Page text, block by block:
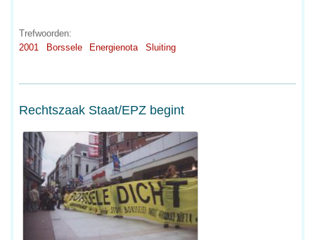
Trefwoorden:
2001
Borssele Energienota Sluiting
Rechtszaak Staat/EPZ begint